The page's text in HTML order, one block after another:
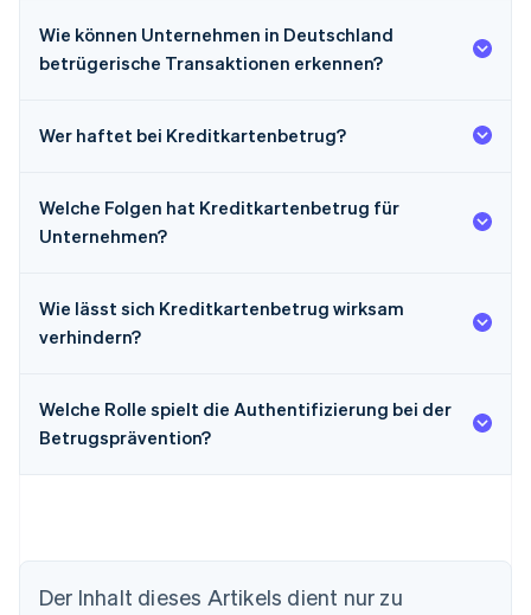
Wie können Unternehmen in Deutschland
betrügerische Transaktionen erkennen?
Wer haftet bei Kreditkartenbetrug?
Welche Folgen hat Kreditkartenbetrug für
Unternehmen?
Wie lässt sich Kreditkartenbetrug wirksam
verhindern?
Welche Rolle spielt die Authentifizierung bei der
Betrugsprävention?
Der Inhalt dieses Artikels dient nur zu